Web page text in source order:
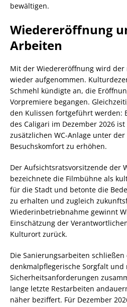
bewältigen.
Wiedereröffnung
Arbeiten
Mit der Wiedereröffnung wird
wieder aufgenommen.
Schmehl kündigte an, die
Vorpremiere begangen.
den Kulissen fortgeführt werden:
des Caligari im Dezember 2026
zusätzlichen WC-Anlage unter
Besuchskomfort zu erhöhen.
Der Aufsichtsratsvorsitzende der
bezeichnete die Filmbühne als
für die Stadt und betonte die
zu erhalten und zugleich
Wiederinbetriebnahme gewinnt
Einschätzung der
Kulturort zurück.
Die Sanierungsarbeiten
denkmalpflegerische Sorgfalt und
Sicherheitsanforderungen
lange letzte Restarbeiten
näher beziffert. Für Dezember